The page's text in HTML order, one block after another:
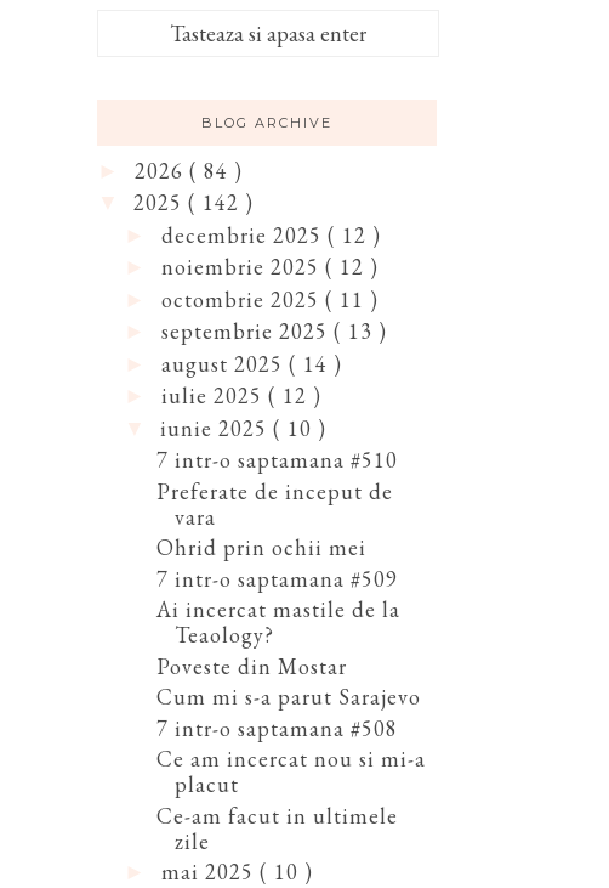
BLOG ARCHIVE
2026 ( 84 )
2025 ( 142 )
decembrie 2025 ( 12 )
noiembrie 2025 ( 12 )
octombrie 2025 ( 11 )
septembrie 2025 ( 13 )
august 2025 ( 14 )
iulie 2025 ( 12 )
iunie 2025 ( 10 )
7 intr-o saptamana #510
Preferate de inceput de
vara
Ohrid prin ochii mei
7 intr-o saptamana #509
Ai incercat mastile de la
Teaology?
Poveste din Mostar
Cum mi s-a parut Sarajevo
7 intr-o saptamana #508
Ce am incercat nou si mi-a
placut
Ce-am facut in ultimele
zile
mai 2025 ( 10 )